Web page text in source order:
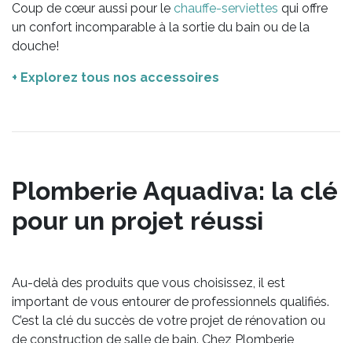
Coup de cœur aussi pour le chauffe-serviettes qui offre
un confort incomparable à la sortie du bain ou de la
douche!
+ Explorez tous nos accessoires
Plomberie Aquadiva: la clé
pour un projet réussi
Au-delà des produits que vous choisissez, il est
important de vous entourer de professionnels qualifiés.
C’est la clé du succès de votre projet de rénovation ou
de construction de salle de bain. Chez Plomberie